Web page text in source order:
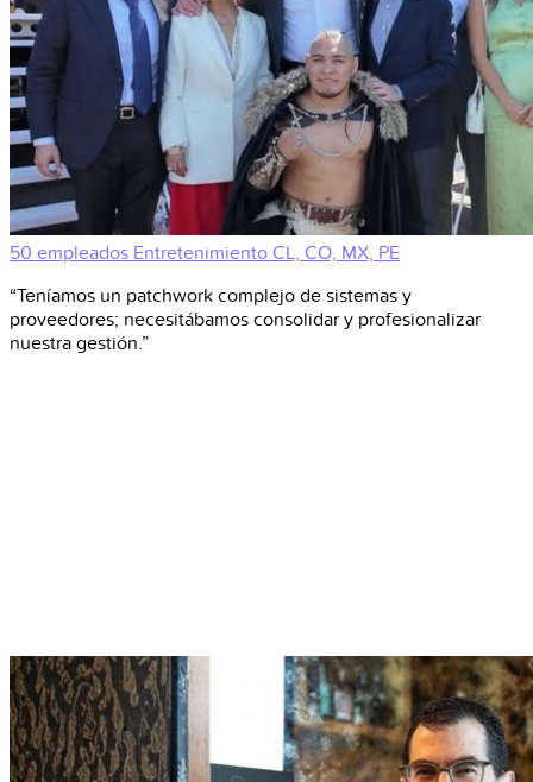
50 empleados Entretenimiento CL, CO, MX, PE
“Teníamos un patchwork complejo de sistemas y
proveedores; necesitábamos consolidar y profesionalizar
nuestra gestión.”